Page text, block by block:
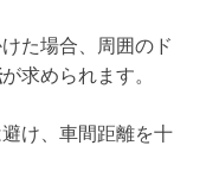
た場合、周囲のド
が求められます。
け、車間距離を十